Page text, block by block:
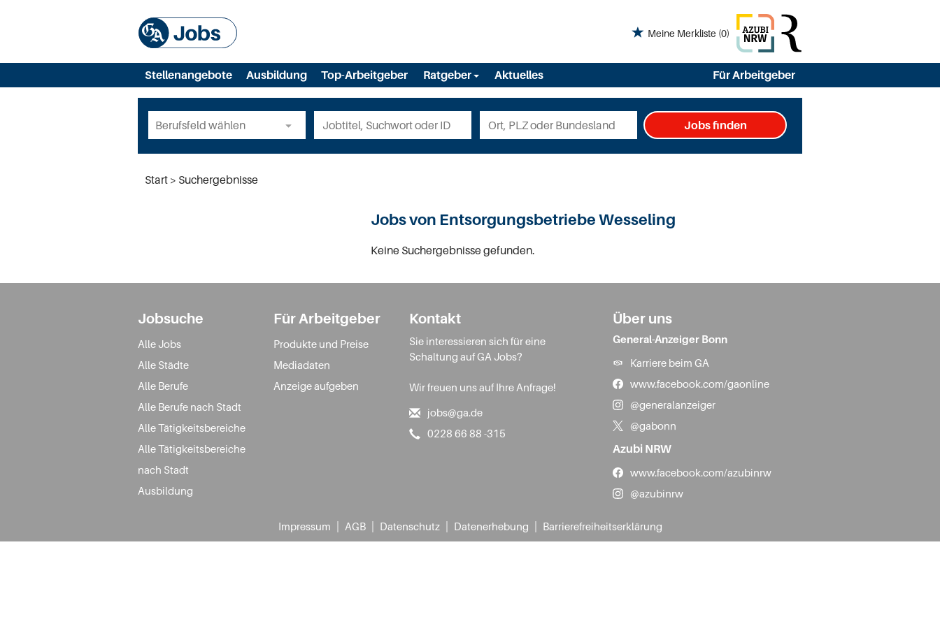
Meine Merkliste (0)
Stellenangebote Ausbildung Top-Arbeitgeber Ratgeber Aktuelles Für Arbeitgeber
Jobs finden
Start Suchergebnisse
Jobs von Entsorgungsbetriebe Wesseling
Keine Suchergebnisse gefunden.
Jobsuche
Alle Jobs
Alle Städte
Alle Berufe
Alle Berufe nach Stadt
Alle Tätigkeitsbereiche
Alle Tätigkeitsbereiche
nach Stadt
Ausbildung
Für Arbeitgeber
Produkte und Preise
Mediadaten
Anzeige aufgeben
Kontakt
Sie interessieren sich für eine
Schaltung auf GA Jobs?
Wir freuen uns auf Ihre Anfrage!
jobs@ga.de
0228 66 88 -315
Über uns
General-Anzeiger Bonn
Karriere beim GA
www.facebook.com/gaonline
@generalanzeiger
@gabonn
Azubi NRW
www.facebook.com/azubinrw
@azubinrw
Impressum AGB Datenschutz Datenerhebung Barrierefreiheitserklärung